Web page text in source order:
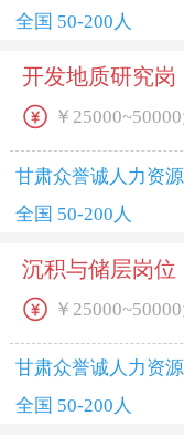
全国 50-200人
开发地质研究岗
￥
甘肃众誉诚人力资
全国 50-200人
沉积与储层岗位
￥
甘肃众誉诚人力资
全国 50-200人